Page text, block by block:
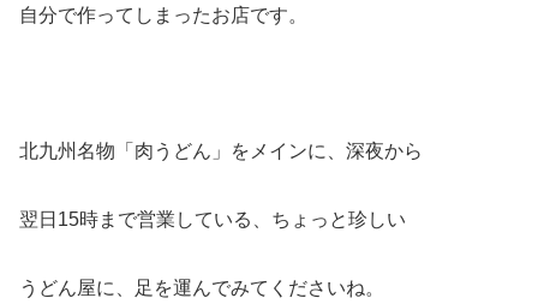
自分で作ってしまったお店です。
北九州名物「肉うどん」をメインに、深夜から
翌日15時まで営業している、ちょっと珍しい
うどん屋に、足を運んでみてくださいね。